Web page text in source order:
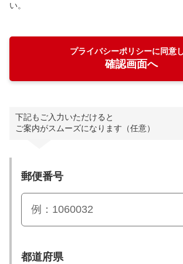
い。
プライバシーポリシーに同意
確認画面へ
下記もご入力いただけると
ご案内がスムーズになります（任意）
郵便番号
都道府県